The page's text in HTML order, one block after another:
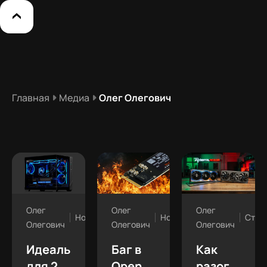
Главная Медиа Олег Олегович
Олег
Олегович
Новости
Идеальны
Олег
Олегович
Новости
Баг в
Олег
Олегович
Как